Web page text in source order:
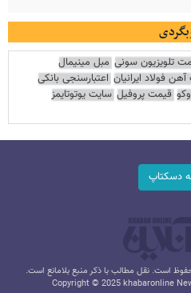
تلویزیون سونی مبل مینیمال
فولاد ایرانیان اعتبارسنجی بانکی
قیمت پروفیل سایت یوتوتایمز
دسکتاپ
است. نقل مطالب با ذکر منبع بلامانع است.
Copyright © 2025 khabaronline